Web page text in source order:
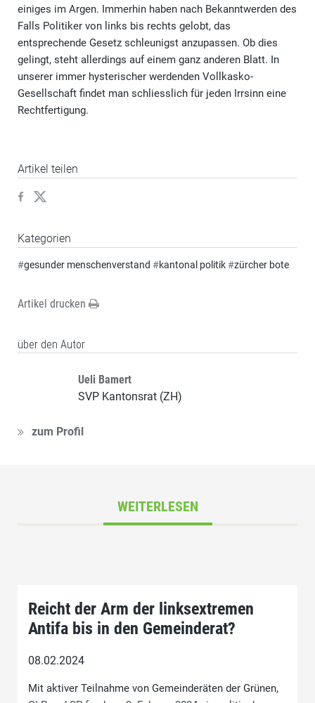
einiges im Argen. Immerhin haben nach Bekanntwerden des
Falls Politiker von links bis rechts gelobt, das
entsprechende Gesetz schleunigst anzupassen. Ob dies
gelingt, steht allerdings auf einem ganz anderen Blatt. In
unserer immer hysterischer werdenden Vollkasko-
Gesellschaft findet man schliesslich für jeden Irrsinn eine
Rechtfertigung.
Artikel teilen
Kategorien
#gesunder menschenverstand #kantonal politik#zürcher bote
Artikel drucken
über den Autor
Ueli Bamert
SVP Kantonsrat (ZH)
zum Profil
WEITERLESEN
Reicht der Arm der linksextremen
Antifa bis in den Gemeinderat?
08.02.2024
Mit aktiver Teilnahme von Gemeinderäten der Grünen,